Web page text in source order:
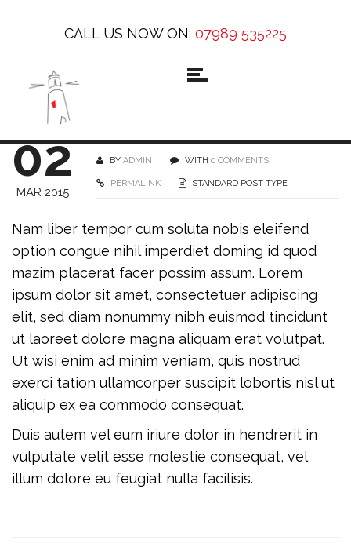
CALL US NOW ON: 07989 535225
02
MAR 2015
BY ADMIN WITH 0 COMMENTS
PERMALINK STANDARD POST TYPE
Nam liber tempor cum soluta nobis eleifend
option congue nihil imperdiet doming id quod
mazim placerat facer possim assum. Lorem
ipsum dolor sit amet, consectetuer adipiscing
elit, sed diam nonummy nibh euismod tincidunt
ut laoreet dolore magna aliquam erat volutpat.
Ut wisi enim ad minim veniam, quis nostrud
exerci tation ullamcorper suscipit lobortis nisl ut
aliquip ex ea commodo consequat.
Duis autem vel eum iriure dolor in hendrerit in
vulputate velit esse molestie consequat, vel
illum dolore eu feugiat nulla facilisis.